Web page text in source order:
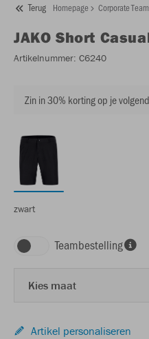
Terug Homepage Corporate
JAKO Short
Artikelnummer: C6240
Zin in 30% korting op je
zwart
Teambestelling
Kies maat
Artikel personaliseren